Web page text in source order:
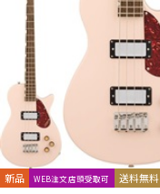
配信/ライブ機器
新品 WEB注文店頭受取可 送料無料